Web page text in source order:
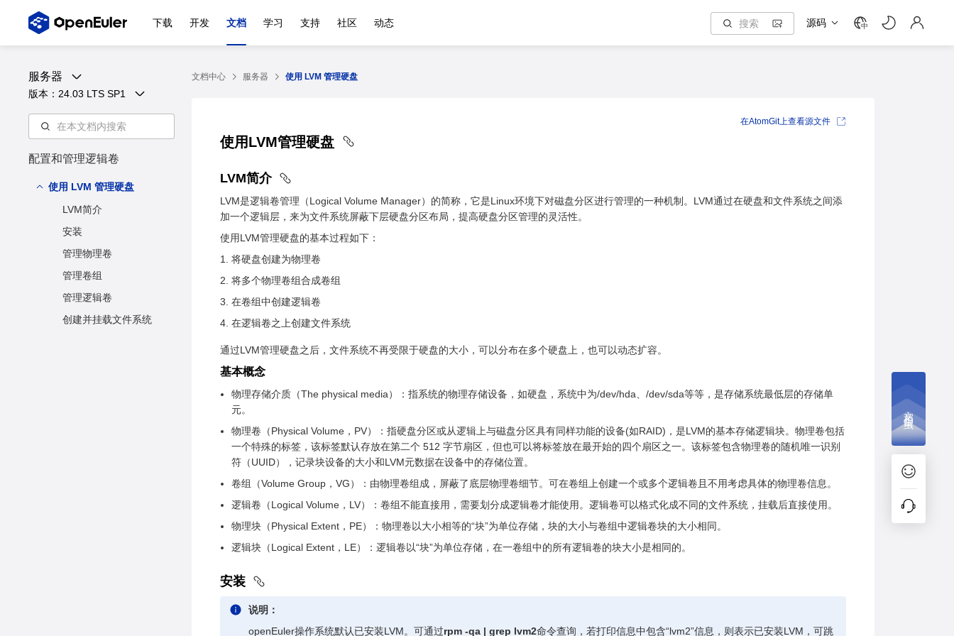
下载 开发 文档 学习 支持 社区 动态 源码 中
服务器
版本： 24.03 LTS SP1
配置和管理逻辑卷
使用 LVM 管理硬盘
LVM简介
安装
管理物理卷
管理卷组
管理逻辑卷
创建并挂载文件系统
文档中心 服务器 使用 LVM 管理硬盘
使用LVM管理硬盘
LVM简介
LVM是逻辑卷管理（Logical Volume Manager）的简称，它是Linux环境下对磁盘分区进行管理的一种机制。LVM通过在硬盘和文件系统之间添
加一个逻辑层，来为文件系统屏蔽下层硬盘分区布局，提高硬盘分区管理的灵活性。
使用LVM管理硬盘的基本过程如下：
将硬盘创建为物理卷
将多个物理卷组合成卷组
在卷组中创建逻辑卷
在逻辑卷之上创建文件系统
通过LVM管理硬盘之后，文件系统不再受限于硬盘的大小，可以分布在多个硬盘上，也可以动态扩容。
基本概念
物理存储介质（The physical media）：指系统的物理存储设备，如硬盘，系统中为/dev/hda、/dev/sda等等，是存储系统最低层的存储单
元。
物理卷（Physical Volume，PV）：指硬盘分区或从逻辑上与磁盘分区具有同样功能的设备(如RAID)，是LVM的基本存储逻辑块。物理卷包括
一个特殊的标签，该标签默认存放在第二个 512 字节扇区，但也可以将标签放在最开始的四个扇区之一。该标签包含物理卷的随机唯一识别
符（UUID），记录块设备的大小和LVM元数据在设备中的存储位置。
卷组（Volume Group，VG）：由物理卷组成，屏蔽了底层物理卷细节。可在卷组上创建一个或多个逻辑卷且不用考虑具体的物理卷信息。
逻辑卷（Logical Volume，LV）：卷组不能直接用，需要划分成逻辑卷才能使用。逻辑卷可以格式化成不同的文件系统，挂载后直接使用。
物理块（Physical Extent，PE）：物理卷以大小相等的“块”为单位存储，块的大小与卷组中逻辑卷块的大小相同。
逻辑块（Logical Extent，LE）：逻辑卷以“块”为单位存储，在一卷组中的所有逻辑卷的块大小是相同的。
安装
说明：
openEuler操作系统默认已安装LVM。可通过rpm -qa | grep lvm2命令查询，若打印信息中包含“lvm2”信息，则表示已安装LVM，可跳
在AtomGit上查看源文件